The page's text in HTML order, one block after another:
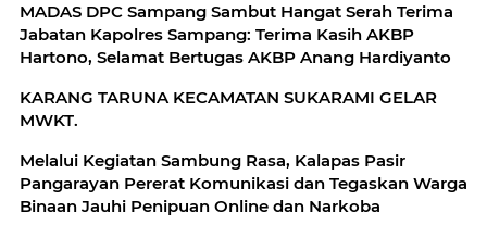
MADAS DPC Sampang Sambut Hangat Serah Terima
Jabatan Kapolres Sampang: Terima Kasih AKBP
Hartono, Selamat Bertugas AKBP Anang Hardiyanto
KARANG TARUNA KECAMATAN SUKARAMI GELAR
MWKT.
Melalui Kegiatan Sambung Rasa, Kalapas Pasir
Pangarayan Pererat Komunikasi dan Tegaskan Warga
Binaan Jauhi Penipuan Online dan Narkoba